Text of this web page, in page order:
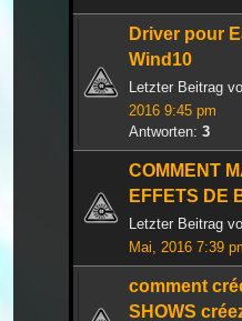
Driver pour
Wind10
Letzter Beitrag
2016 9:45 pm
Antworten: 3
COMMENT
EFFETS DE
Letzter Beitrag
Mai, 2016 7:39
comment
SHOWS